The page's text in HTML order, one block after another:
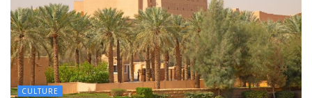
CULTURE